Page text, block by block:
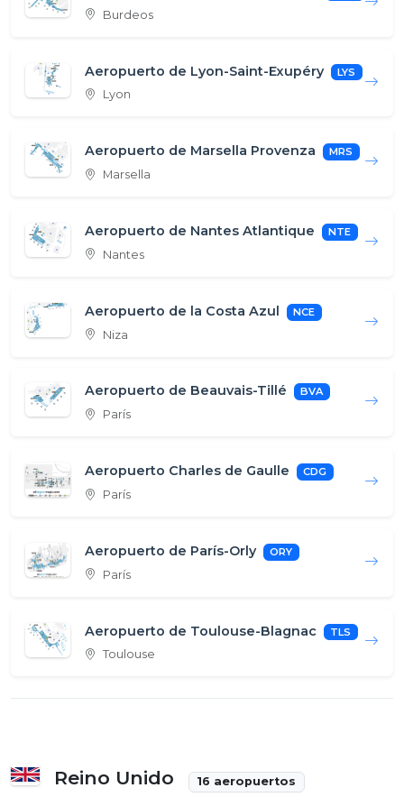
Burdeos
Aeropuerto de Lyon-Saint-Exupéry LYS
Lyon
Aeropuerto de Marsella Provenza MRS
Marsella
Aeropuerto de Nantes Atlantique NTE
Nantes
Aeropuerto de la Costa Azul NCE
Niza
Aeropuerto de Beauvais-Tillé BVA
París
Aeropuerto Charles de Gaulle CDG
París
Aeropuerto de París-Orly ORY
París
Aeropuerto de Toulouse-Blagnac TLS
Toulouse
Reino Unido 16 aeropuertos